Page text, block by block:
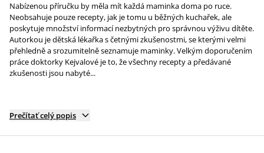
Nabízenou příručku by měla mít každá maminka doma po ruce.
Neobsahuje pouze recepty, jak je tomu u běžných kuchařek, ale
poskytuje množství informací nezbytných pro správnou výživu dítěte.
Autorkou je dětská lékařka s četnými zkušenostmi, se kterými velmi
přehledně a srozumitelně seznamuje maminky. Velkým doporučením
práce doktorky Kejvalové je to, že všechny recepty a předávané
zkušenosti jsou nabyté...
Prečítať celý popis